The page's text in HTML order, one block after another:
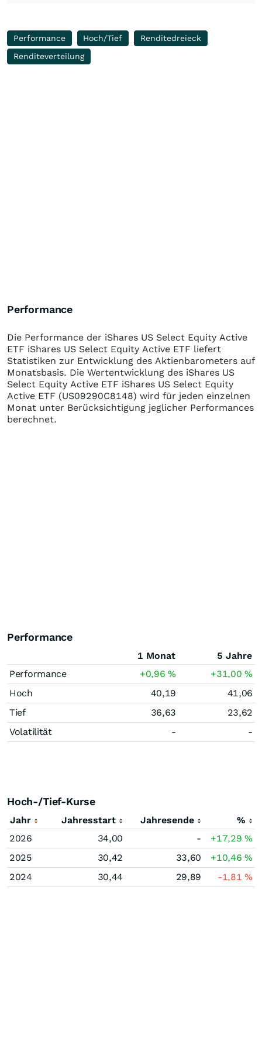
Performance Hoch/Tief
Renditedreieck
Renditeverteilung
Performance
Die Performance der iShares US Select Equity Active
ETF iShares US Select Equity Active ETF liefert
Statistiken zur Entwicklung des Aktienbarometers auf
Monatsbasis. Die Wertentwicklung des iShares US
Select Equity Active ETF iShares US Select Equity
Active ETF (US09290C8148) wird für jeden einzelnen
Monat unter Berücksichtigung jeglicher Performances
berechnet.
Performance
1 Monat
5 Jahre
Performance
+0,96% +31,00%
Hoch
40,19
41,06
Tief
36,63
23,62
Volatilität
- -
Hoch-/Tief-Kurse
Jahr Jahresstart Jahresende
%
2026
34,00 - +17,29%
2025
30,42 33,60 +10,46%
2024
30,44 29,89 -1,81%